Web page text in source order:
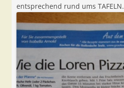
entsprechend rund ums TAFELN.